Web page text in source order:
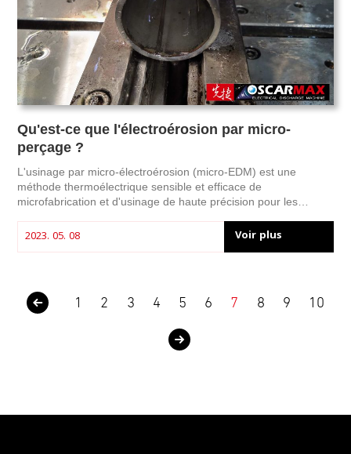
Qu'est-ce que l'électroérosion par micro-
perçage ?
L'usinage par micro-électroérosion (micro-EDM) est une
méthode thermoélectrique sensible et efficace de
microfabrication et d'usinage de haute précision pour les
les polymères et les matériaux électroconducteurs.
2023. 05. 08 Voir plus
1 2 3 4 5 6 7 8 9 10